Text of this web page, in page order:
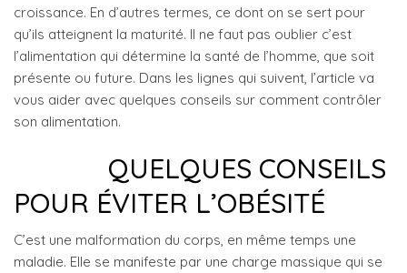
croissance. En d’autres termes, ce dont on se sert pour
qu’ils atteignent la maturité. Il ne faut pas oublier c’est
l’alimentation qui détermine la santé de l’homme, que soit
présente ou future. Dans les lignes qui suivent, l’article va
vous aider avec quelques conseils sur comment contrôler
son alimentation.
QUELQUES CONSEILS
POUR ÉVITER L’OBÉSITÉ
C’est une malformation du corps, en même temps une
maladie. Elle se manifeste par une charge massique qui se